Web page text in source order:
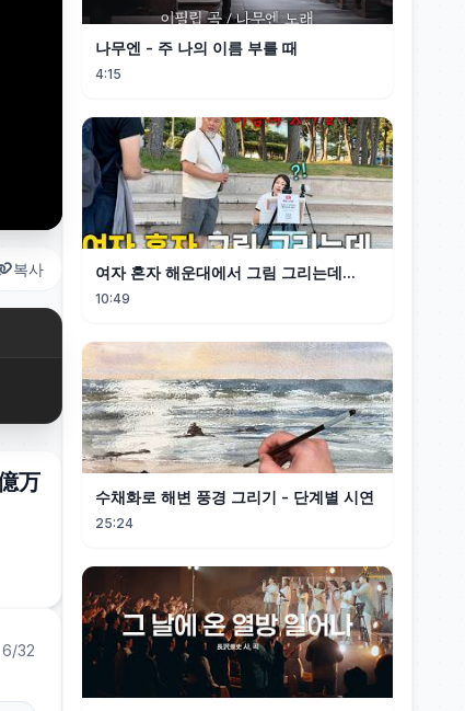
복사
万
6/32
나무엔 - 주 나의 이름 부를 때
4:15
여자 혼자 해운대에서 그림 그리는데...
10:49
수채화로 해변 풍경 그리기 - 단계별 시연
25:24